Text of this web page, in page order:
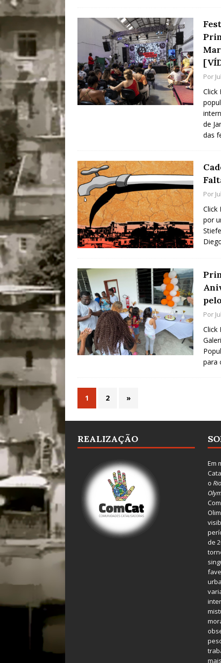
Por
Click
de
das
Por
Click
por
Por
Click
para
1 2 »
REALIZAÇÃO
Em
o
de